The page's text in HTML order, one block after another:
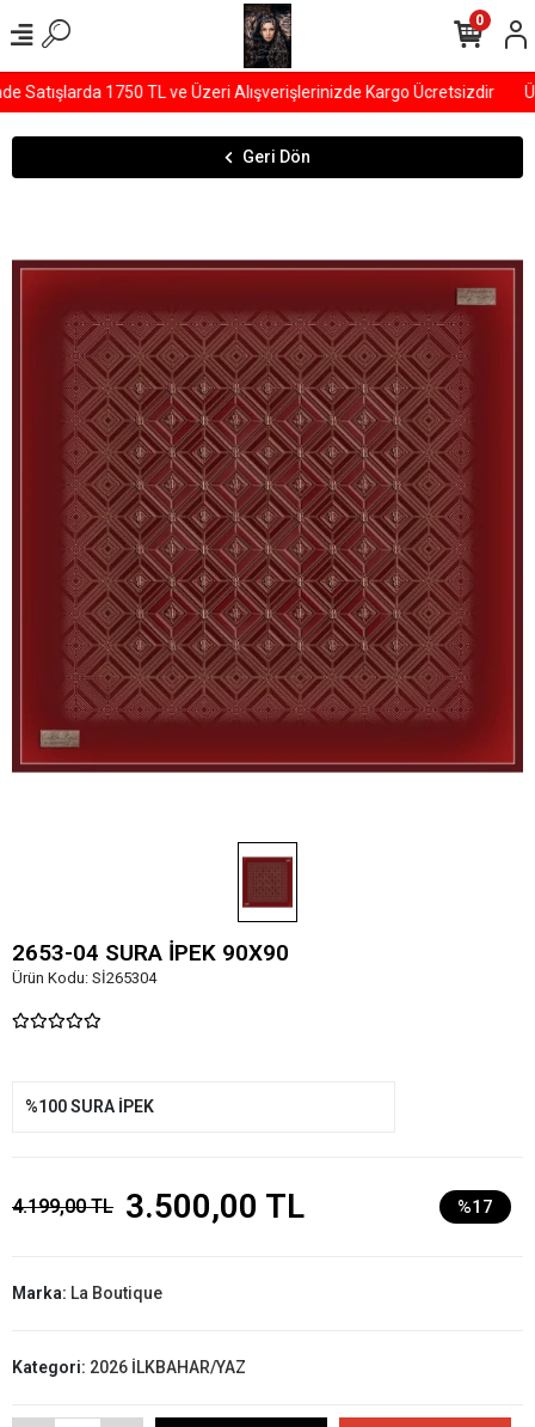
Satışlarda 1750 TL ve Üzeri Alışverişlerinizde Kargo Ücretsizdir
0
Geri Dön
2653-04 SURA İPEK 90X90
Ürün Kodu: Sİ265304
%100 SURA İPEK
4.199,00 TL 3.500,00 TL %17
Marka: La Boutique
Kategori: 2026 İLKBAHAR/YAZ